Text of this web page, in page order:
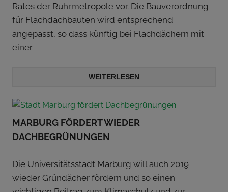
Rates der Ruhrmetropole vor. Die Bauverordnung
für Flachdachbauten wird entsprechend
angepasst, so dass künftig bei Flachdächern mit
einer
WEITERLESEN
MARBURG FÖRDERT WIEDER
DACHBEGRÜNUNGEN
Die Universitätsstadt Marburg will auch 2019
wieder Gründächer fördern und so einen